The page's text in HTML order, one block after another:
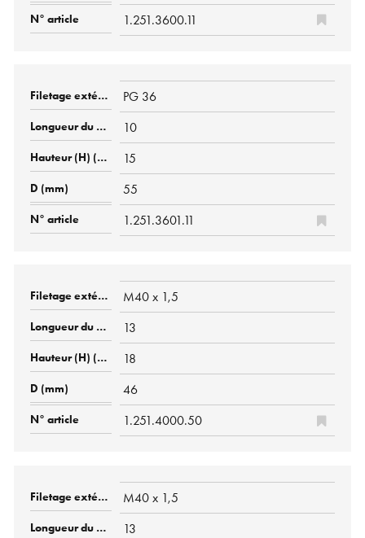
1.251.3600.11
PG 36
10
15
55
1.251.3601.11
M40 x 1,5
13
18
46
1.251.4000.50
M40 x 1,5
13